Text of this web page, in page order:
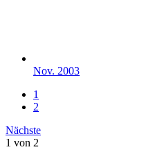
Nov. 2003
1
2
Nächste
1 von 2